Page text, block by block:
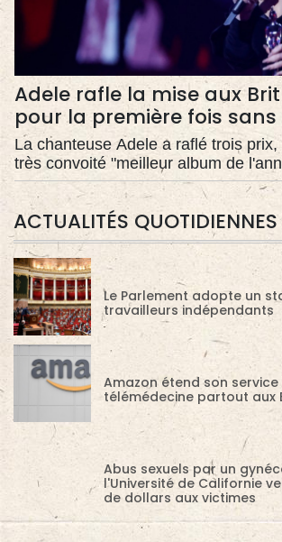
Adele rafle la mise aux
pour la première fois
genrées
La chanteuse Adele a raflé trois
très convoité "meilleur album de
cérémonie des Brit Awards qui s'est
soir à Londres avec, pour la
catégories "homme" et "femme".
ACTUALITÉS QUOTIDIENNES
CE
Neil Young exhorte les
démissionner
Coupe de France: Monaco
et file en demies
CE
Frelon asiatique: une
espérer un possible piège